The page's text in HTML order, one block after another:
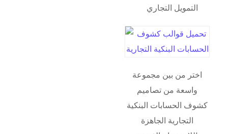
التمويل التجاري
اختر من بين مجموعة
واسعة من تصاميم
كشوف الحسابات البنكية
التجارية الجاهزة